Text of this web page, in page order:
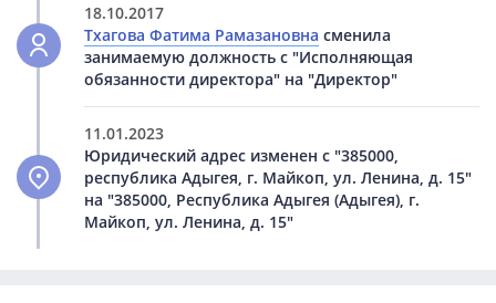
18.10.2017
Тхагова Фатима Рамазановна сменила
занимаемую должность с "Исполняющая
обязанности директора" на "Директор"
11.01.2023
Юридический адрес изменен с "385000,
республика Адыгея, г. Майкоп, ул. Ленина, д. 15"
на "385000, Республика Адыгея (Адыгея), г.
Майкоп, ул. Ленина, д. 15"